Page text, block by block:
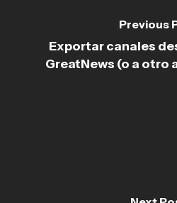
Previous
Exportar canales
GreatNews (o a otro